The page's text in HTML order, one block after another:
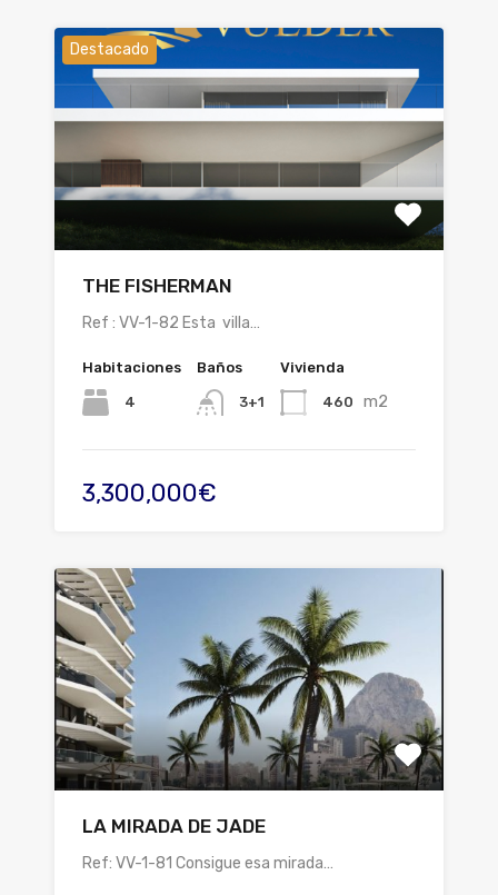
Destacado
THE FISHERMAN
Ref : VV-1-82 Esta villa…
Habitaciones
4
Baños
3+1
Vivienda
460 m2
3,300,000€
LA MIRADA DE JADE
Ref: VV-1-81 Consigue esa mirada…